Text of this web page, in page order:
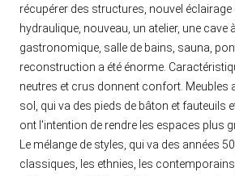
récupérer des structures, nouvel éclairage
hydraulique, nouveau, un atelier, une cave
gastronomique, salle de bains, sauna,
reconstruction a été énorme.
neutres et crus donnent confort. Meubles
sol, qui va des pieds de bâton et fauteuils
ont l'intention de rendre les espaces plus
Le mélange de styles, qui va des années
classiques, les ethnies, les